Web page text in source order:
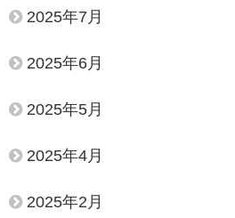
2025年7月
2025年6月
2025年5月
2025年4月
2025年2月